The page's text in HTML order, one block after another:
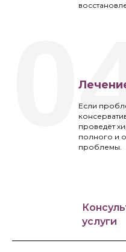
Если
проведёт
полного и
проблемы.
услуги